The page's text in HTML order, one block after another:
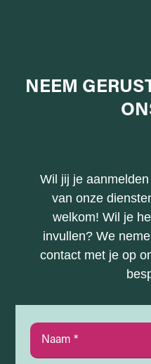
NEEM
Wil jij je
van onze
welkom! Wil je
invullen? We
contact met je op